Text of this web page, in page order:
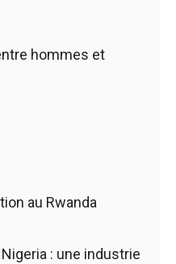
hommes et
au Rwanda
: une industrie